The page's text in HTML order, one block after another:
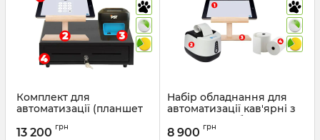
Комплект для
автоматизації (планшет
принтер чеків, грошова
13 200 грн
Набір обладнання для
автоматизації кав'ярні з
програмою обліку
Артикул: 705
8 900 грн